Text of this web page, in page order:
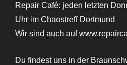
Repair Café: jeden letzten
Uhr im Chaostreff Dortmund
Wir sind auch auf
Du findest uns in der